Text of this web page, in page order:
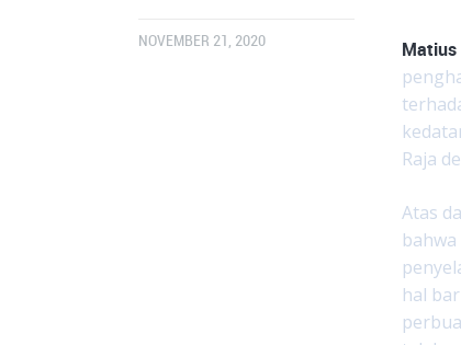
NOVEMBER 21, 2020 Matius
Raja
Atas
hal